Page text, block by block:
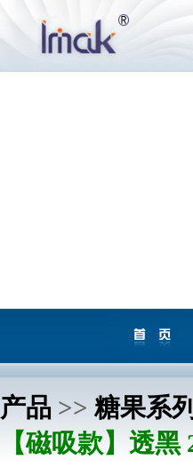
产品 >> 糖果系列
【磁吸款】透黑